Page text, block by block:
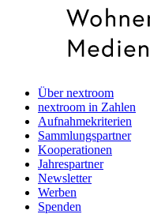
Über nextroom
nextroom in Zahlen
Aufnahmekriterien
Sammlungspartner
Kooperationen
Jahrespartner
Newsletter
Werben
Spenden